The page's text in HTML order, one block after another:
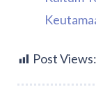
Post Views: